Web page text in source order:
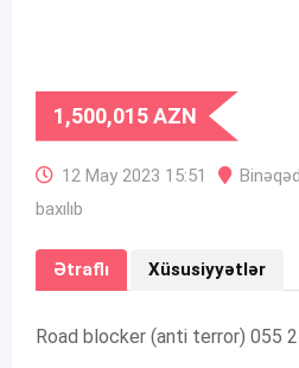
1,500,015AZN
12 May 2023 15:51
baxılıb
Ətraflı Xüsusiyyətlər
Road blocker (anti terror) 055